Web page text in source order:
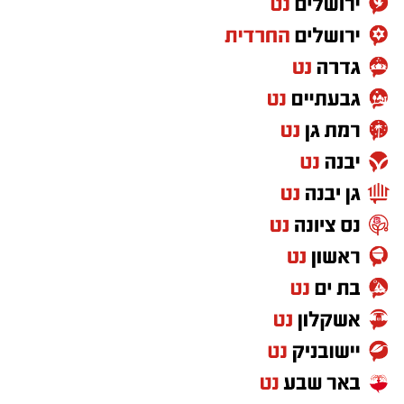
משחקת מכבי תל אביב או מכבי חיפה. כנראה
שלא הייתי צריך לספור כדי למצוא עיתונאי ישראלי.
היו כתבים, היו פרשנים, היו צלמים, היו שידורים
חיים. היינו מקבלים דיווחים מהמלון, מהאימון
המסכם, מהאוטובוס בדרך לאצטדיון ומהמסדרון
בדרך לחדר ההלבשה. אבל כשזו הפועל באר שבע?
פתאום אפשר להסתפק בלראות את המשחק
מהטלוויזיה. וזה לא עניין של משחק אחד. זו לא
מעידה חד-פעמית. זו תחושה שמלווה את אוהדי
הפועל באר שבע כבר שנים - שמועדון שמביא
הישגים, שמייצג את ישראל באירופה ושכתב פרקים
מפוארים בכדורגל הישראלי, עדיין לא זוכה ליחס
שהוא ראוי לו.